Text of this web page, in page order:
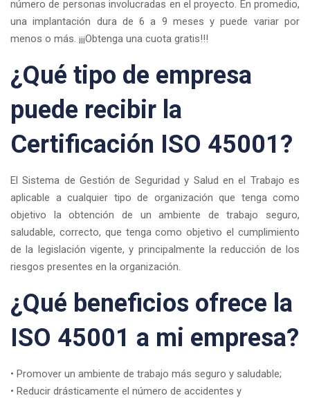
número de personas involucradas en el proyecto. En promedio,
una implantación dura de 6 a 9 meses y puede variar por
menos o más. ¡¡¡Obtenga una cuota gratis!!!
¿Qué tipo de empresa
puede recibir la
Certificación ISO 45001?
El Sistema de Gestión de Seguridad y Salud en el Trabajo es
aplicable a cualquier tipo de organización que tenga como
objetivo la obtención de un ambiente de trabajo seguro,
saludable, correcto, que tenga como objetivo el cumplimiento
de la legislación vigente, y principalmente la reducción de los
riesgos presentes en la organización.
¿Qué beneficios ofrece la
ISO 45001 a mi empresa?
• Promover un ambiente de trabajo más seguro y saludable;
• Reducir drásticamente el número de accidentes y